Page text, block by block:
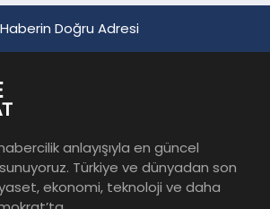
Haberin Doğru Adresi
anlayışıyla en güncel
Türkiye ve dünyadan son
ekonomi, teknoloji ve daha